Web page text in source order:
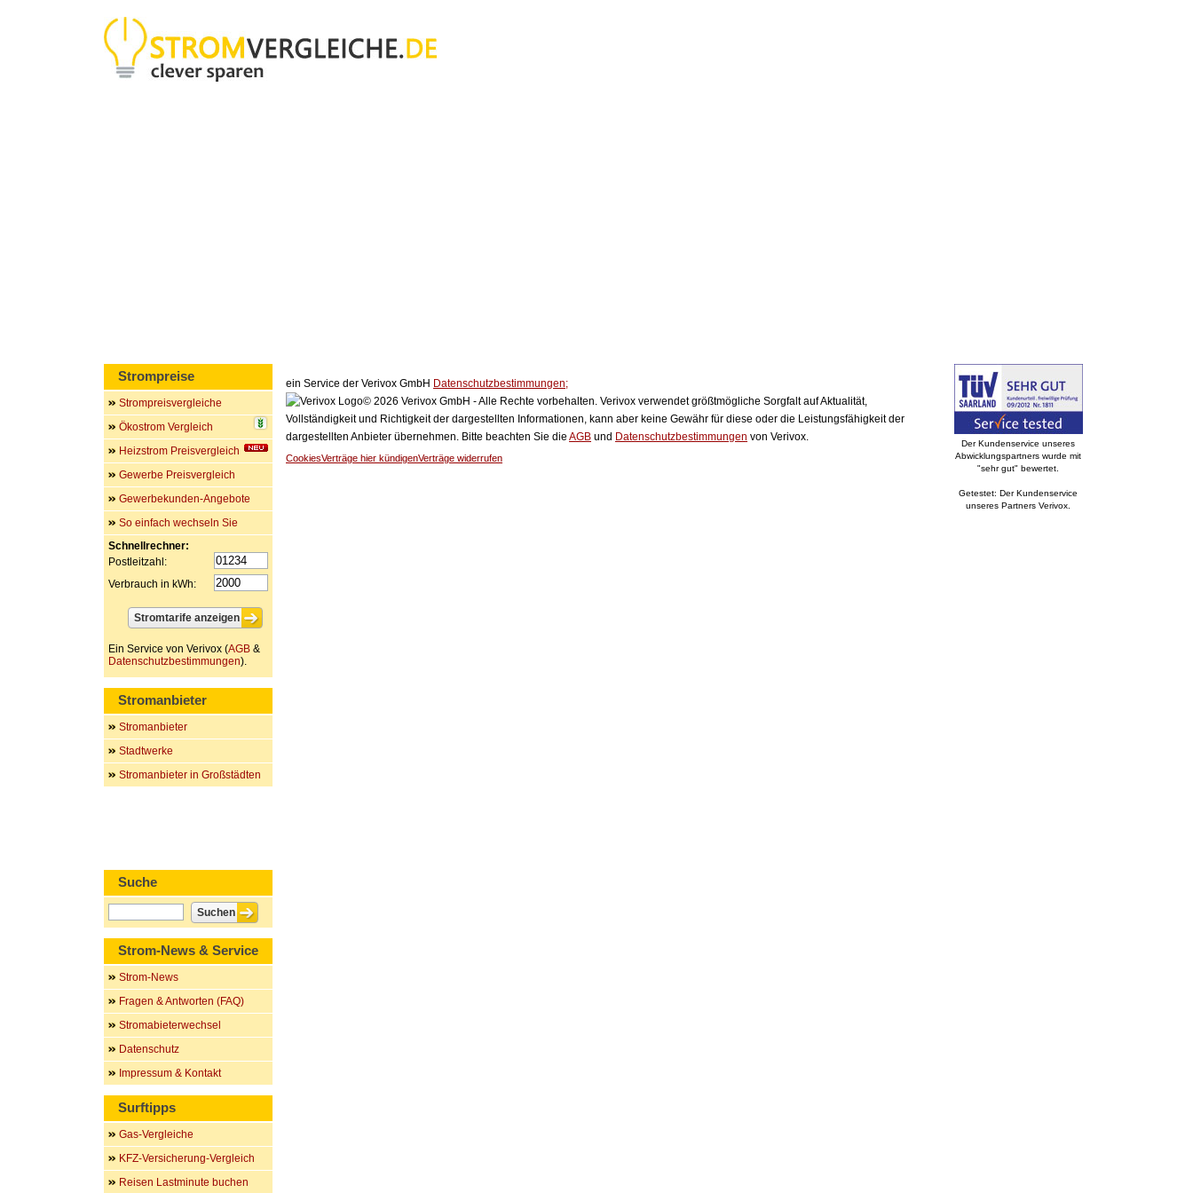
ein Service der Verivox GmbH Datenschutzbestimmungen;
© 2026 Verivox GmbH - Alle Rechte vorbehalten. Verivox verwendet größtmögliche Sorgfalt auf Aktualität,
Vollständigkeit und Richtigkeit der dargestellten Informationen, kann aber keine Gewähr für diese oder die Leistungsfähigkeit der
dargestellten Anbieter übernehmen. Bitte beachten Sie die AGB und Datenschutzbestimmungen von Verivox.
CookiesVerträge hier kündigenVerträge widerrufen
Strompreise
Strompreisvergleiche
Ökostrom Vergleich
Heizstrom Preisvergleich
Gewerbe Preisvergleich
Gewerbekunden-Angebote
So einfach wechseln Sie
Schnellrechner:
Postleitzahl:
Verbrauch in kWh:
Ein Service von Verivox (AGB &
Datenschutzbestimmungen).
Stromanbieter
Stromanbieter
Stadtwerke
Stromanbieter in Großstädten
Suche
Strom-News & Service
Strom-News
Fragen & Antworten (FAQ)
Stromabieterwechsel
Datenschutz
Impressum & Kontakt
Surftipps
Gas-Vergleiche
KFZ-Versicherung-Vergleich
Reisen Lastminute buchen
Der Kundenservice unseres
Abwicklungspartners wurde mit
"sehr gut" bewertet.
Getestet: Der Kundenservice
unseres Partners Verivox.